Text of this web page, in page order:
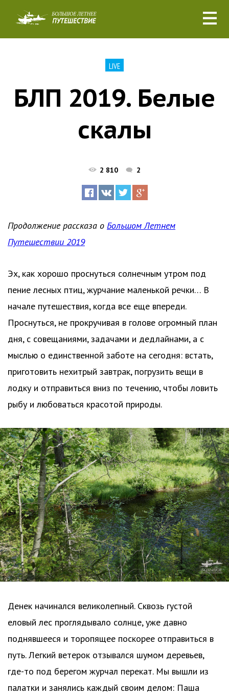
LIVE
БЛП 2019. Белые
скалы
2 810 2
Продолжение рассказа о Большом Летнем
Путешествии 2019
Эх, как хорошо проснуться солнечным утром под
пение лесных птиц, журчание маленькой речки… В
начале путешествия, когда все еще впереди.
Проснуться, не прокручивая в голове огромный план
дня, с совещаниями, задачами и дедлайнами, а с
мыслью о единственной заботе на сегодня: встать,
приготовить нехитрый завтрак, погрузить вещи в
лодку и отправиться вниз по течению, чтобы ловить
рыбу и любоваться красотой природы.
Денек начинался великолепный. Сквозь густой
еловый лес проглядывало солнце, уже давно
поднявшееся и торопящее поскорее отправиться в
путь. Легкий ветерок отзывался шумом деревьев,
где-то под берегом журчал перекат. Мы вышли из
палатки и занялись каждый своим делом: Паша